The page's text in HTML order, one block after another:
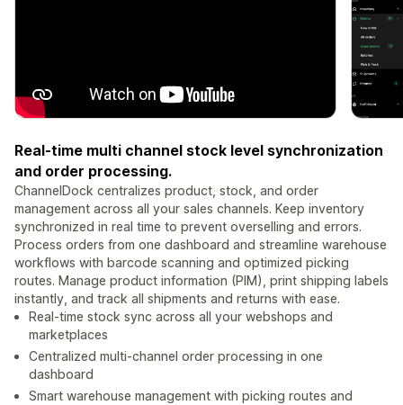
Real-time multi channel stock level synchronization
and order processing.
ChannelDock centralizes product, stock, and order
management across all your sales channels. Keep inventory
synchronized in real time to prevent overselling and errors.
Process orders from one dashboard and streamline warehouse
workflows with barcode scanning and optimized picking
routes. Manage product information (PIM), print shipping labels
instantly, and track all shipments and returns with ease.
Real-time stock sync across all your webshops and
marketplaces
Centralized multi-channel order processing in one
dashboard
Smart warehouse management with picking routes and